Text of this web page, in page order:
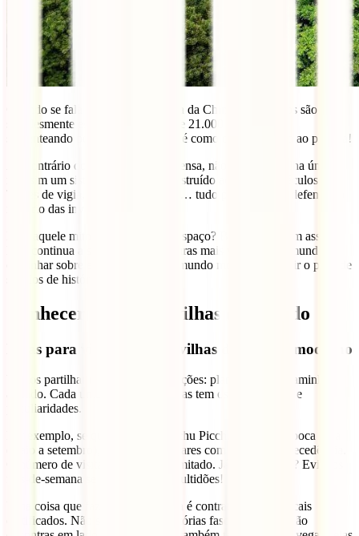
Quando se fala da Grande Muralha da China, os números são
simplesmente estonteantes. Mais de 21.000 quilómetros
serpenteando pelo norte da China: é como dar meia volta ao planeta!
Ao contrário do que muita gente pensa, não é uma muralha única
mas sim um sistema complexo construído ao longo de séculos.
Torres de vigia, fortalezas, portões… tudo pensado para defender o
império das invasões do norte.
E há aquele mito de que se vê do espaço? Bem, não é bem assim.
Mas continua a ser uma das estruturas mais visitadas do mundo, e
caminhar sobre esta maravilha do mundo moderno é sentir o peso de
séculos de história sob os pés.
Conhecer as 7 Maravilhas do Mundo
Dicas para visitar as maravilhas do mundo moderno
Vamos partilhar contigo algumas lições: planear é meio caminho
andado. Cada uma destas maravilhas tem os seus truques e
peculiaridades.
Por exemplo, se queres visitar Machu Picchu durante a época seca
(maio a setembro), é melhor reservares com meses de antecedência.
O número de visitantes diários é limitado. Já o Taj Mahal? Evita os
fins-de-semana se não gostas de multidões!
Uma coisa que faz toda a diferença é contratares guias locais
certificados. Não só conhecem histórias fascinantes que não